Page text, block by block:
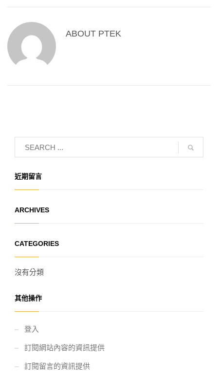
ABOUT PTEK
近期留言
ARCHIVES
CATEGORIES
沒有分類
其他操作
登入
訂閱網站內容的資訊提供
訂閱留言的資訊提供